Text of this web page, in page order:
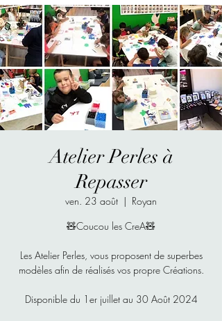
Atelier Perles à
Repasser
ven. 23 août
  |
Royan
🧸Coucou les CreA🧸
Les Atelier Perles, vous proposent de superbes
modèles afin de réalisés vos propre Créations.
Disponible du 1er juillet au 30 Août 2024